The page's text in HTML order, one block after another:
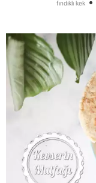
fındıklı kek